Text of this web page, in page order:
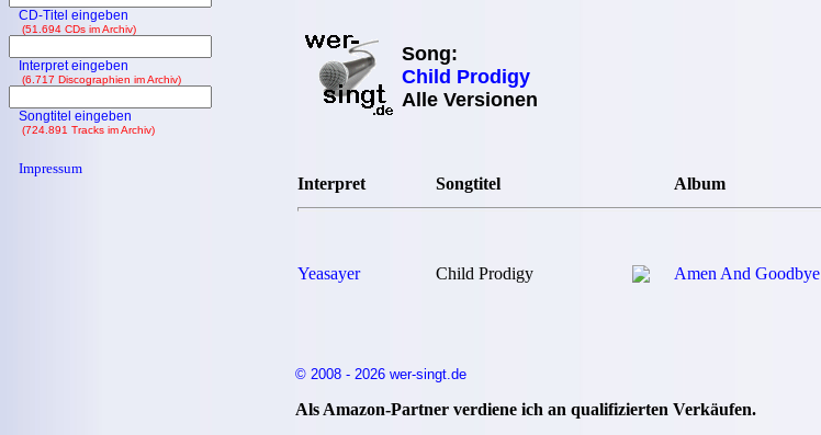
Song:
Child Prodigy
Alle Versionen
Interpret Songtitel Album
Yeasayer Child Prodigy Amen And Goodbye
© 2008 - 2026 wer-singt.de
Als Amazon-Partner verdiene ich an qualifizierten Verkäufen.
CD-Titel eingeben
(51.694 CDs im Archiv)
Interpret eingeben
(6.717 Discographien im Archiv)
Songtitel eingeben
(724.891 Tracks im Archiv)
Impressum